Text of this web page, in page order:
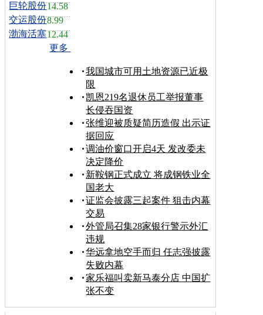
巨轮股份14.58
交运股份8.99
渤海活塞12.44
更多
我国城市可用土地资源已近极
限
凯恩219名退休员工举报董事
长侵吞国资
张维迎被质疑简历造假 出示证
据回应
调油价窗口开启4天 发改委未
决定降价
新鞍钢正式成立 将成钢铁业全
国老大
证监会披露三起案件 狙击内幕
交易
外管局召集28家银行警示外汇
违规
华远拿地空手而归 任志强披露
失败内幕
家乐福叫卖新马泰分店 中国扩
张不变